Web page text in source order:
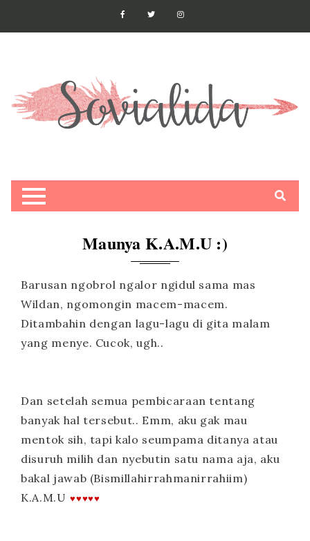
Maunya K.A.M.U :)
Barusan ngobrol ngalor ngidul sama mas
Wildan, ngomongin macem-macem.
Ditambahin dengan lagu-lagu di gita malam
yang menye. Cucok, ugh..
Dan setelah semua pembicaraan tentang
banyak hal tersebut.. Emm, aku gak mau
mentok sih, tapi kalo seumpama ditanya atau
disuruh milih dan nyebutin satu nama aja, aku
bakal jawab (Bismillahirrahmanirrahiim)
K.A.M.U ♥♥♥♥♥